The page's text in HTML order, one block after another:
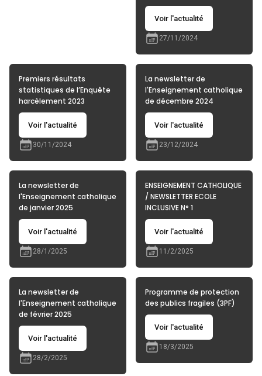
Voir l'actualité
27/11/2024
Premiers résultats
statistiques de l’Enquête
harcèlement 2023
Voir l'actualité
30/11/2024
La newsletter de
l'Enseignement catholique
de décembre 2024
Voir l'actualité
23/12/2024
La newsletter de
l'Enseignement catholique
de janvier 2025
Voir l'actualité
28/1/2025
ENSEIGNEMENT CATHOLIQUE
/ NEWSLETTER ECOLE
INCLUSIVE N° 1
Voir l'actualité
11/2/2025
La newsletter de
l'Enseignement catholique
de février 2025
Voir l'actualité
28/2/2025
Programme de protection
des publics fragiles (3PF)
Voir l'actualité
18/3/2025